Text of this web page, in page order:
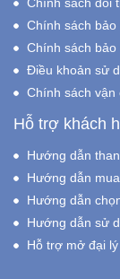
Chính sách bảo
Chính sách bảo
Điều khoản sử
Chính sách vận
Hỗ trợ khách
Hướng dẫn
Hướng dẫn
Hướng dẫn
Hướng dẫn sử
Hỗ trợ mở đại